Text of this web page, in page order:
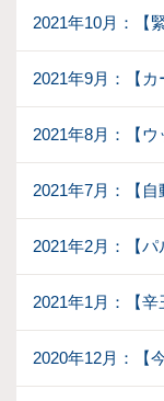
2021年10月：【
2021年9月：【カ
2021年8月：【ウ
2021年7月：【自
2021年2月：【パ
2021年1月：【辛
2020年12月：【